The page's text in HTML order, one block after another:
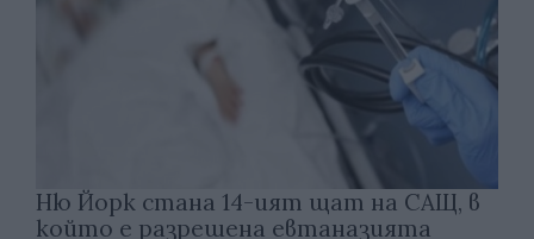
Ню Йорк стана 14-ият щат на САЩ, в
който е разрешена евтаназията